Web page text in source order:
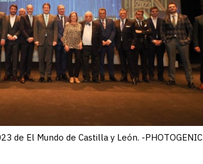
de El Mundo de Castilla y León. -PHOTOGENIC